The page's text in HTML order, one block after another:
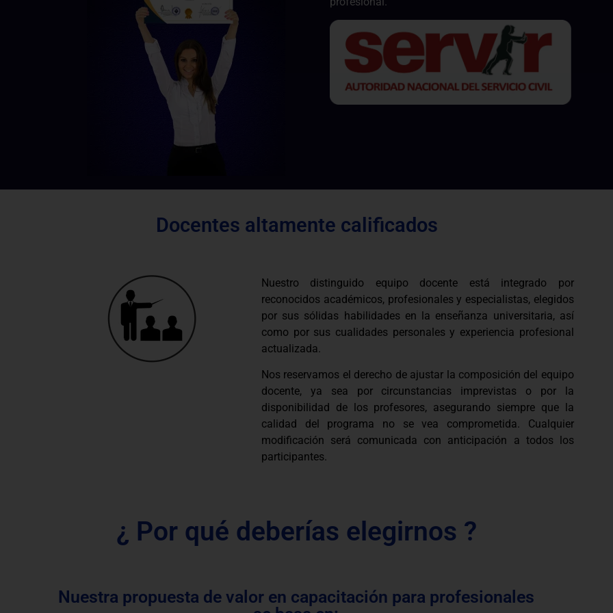
Docentes altamente calificados
Nuestro distinguido equipo docente está integrado por
reconocidos académicos, profesionales y especialistas, elegidos
por sus sólidas habilidades en la enseñanza universitaria, así
como por sus cualidades personales y experiencia profesional
actualizada.
Nos reservamos el derecho de ajustar la composición del equipo
docente, ya sea por circunstancias imprevistas o por la
disponibilidad de los profesores, asegurando siempre que la
calidad del programa no se vea comprometida. Cualquier
modificación será comunicada con anticipación a todos los
participantes.
¿ Por qué deberías elegirnos ?
Nuestra propuesta de valor en capacitación para profesionales